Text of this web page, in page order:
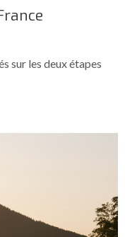
sur les deux étapes